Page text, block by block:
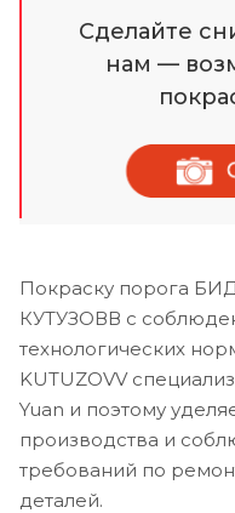
Сделайте
нам —
Покраску порога
КУТУЗОВВ с
технологических
KUTUZOVV
Yuan и поэтому
производства и
требований по
деталей.